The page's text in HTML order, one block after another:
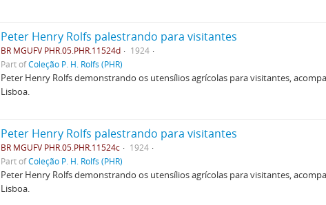
Peter Henry Rolfs palestrando para visitantes
BR MGUFV PHR.05.PHR.11524d
1924
Part ofColeção P. H. Rolfs (PHR)
Peter Henry Rolfs demonstrando os utensílios agrícolas para visitantes,
Lisboa.
Peter Henry Rolfs palestrando para visitantes
BR MGUFV PHR.05.PHR.11524c
1924
Part ofColeção P. H. Rolfs (PHR)
Peter Henry Rolfs demonstrando os utensílios agrícolas para visitantes,
Lisboa.